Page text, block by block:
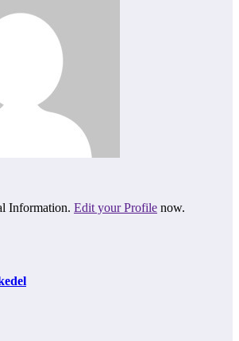
Information. Edit your Profile now.